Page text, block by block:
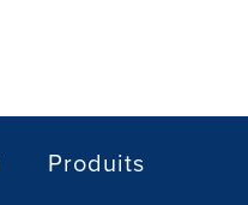
Produits